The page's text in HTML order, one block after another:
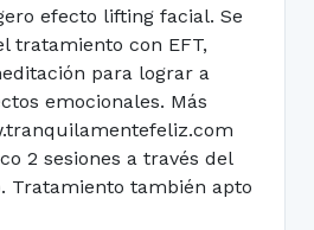
efecto lifting facial. Se
tratamiento con EFT,
para lograr a
emocionales. Más
2 sesiones a través del
Tratamiento también apto